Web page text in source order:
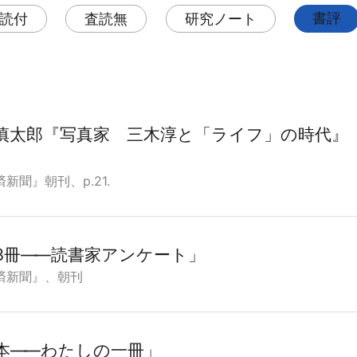
付 査読無 研究ノート 書評
太郎『写真家 三木淳と「ライフ」の時代
新聞』朝刊、p.21.
――読書家アンケート」
新聞』、朝刊
――わたしの一冊」